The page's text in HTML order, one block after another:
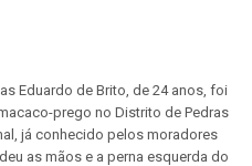
Eduardo de Brito, de 24 anos, foi
prego no Distrito de Pedras
já conhecido pelos moradores
as mãos e a perna esquerda do